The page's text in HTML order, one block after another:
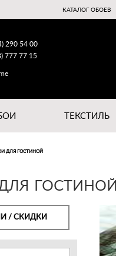
КАТАЛОГ ОБОЕВ
290 54 00
777 77 15
ТЕКСТИЛЬ
ДЛЯ ГОСТИНОЙ
ГОСТИНОЙ
/ СКИДКИ